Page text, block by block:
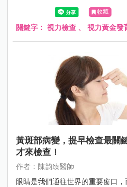
眼、沒說看不清楚，就代表視力
力異常在幼兒時期沒有明顯症狀
生。
收藏
關鍵字： 視力檢查 、 視力黃金發
黃斑部病變，提早檢查最關
才來檢查！
作者：陳韵臻醫師
眼睛是我們通往世界的重要窗口